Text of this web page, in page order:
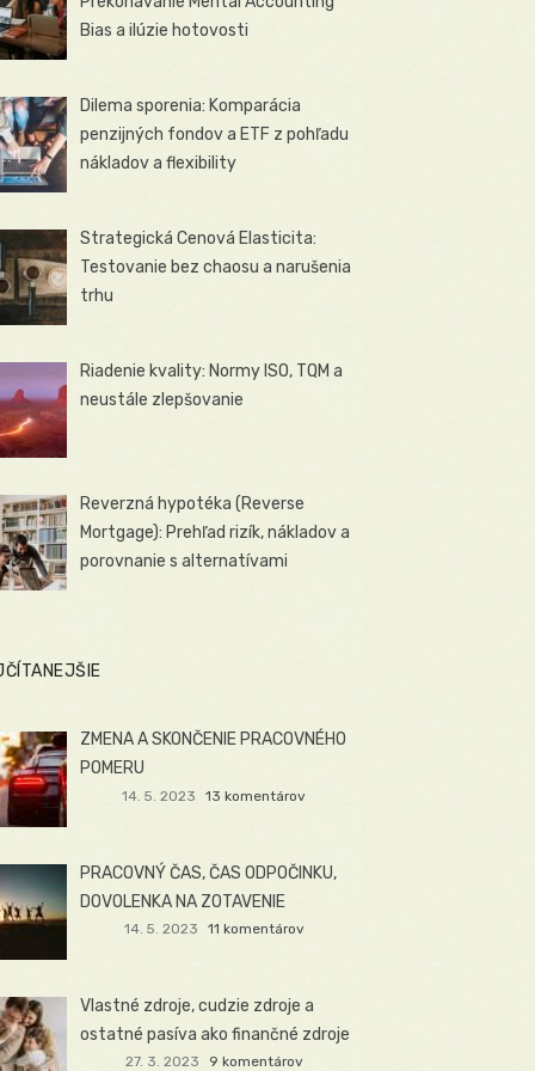
Bias a ilúzie hotovosti
Dilema sporenia: Komparácia
penzijných fondov a ETF z pohľadu
nákladov a flexibility
Strategická Cenová Elasticita:
Testovanie bez chaosu a narušenia
trhu
Riadenie kvality: Normy ISO, TQM a
neustále zlepšovanie
Reverzná hypotéka (Reverse
Mortgage): Prehľad rizík, nákladov a
porovnanie s alternatívami
ZMENA A SKONČENIE PRACOVNÉHO
POMERU
14. 5. 2023 13 komentárov
PRACOVNÝ ČAS, ČAS ODPOČINKU,
DOVOLENKA NA ZOTAVENIE
14. 5. 2023 11 komentárov
Vlastné zdroje, cudzie zdroje a
ostatné pasíva ako finančné zdroje
27. 3. 2023 9 komentárov